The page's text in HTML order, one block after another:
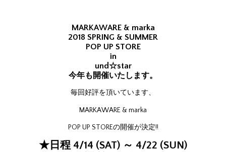
MARKAWARE & marka
2018 SPRING & SUMMER
POP UP STORE
in
und☆star
今年も開催いたします。
毎回好評を頂いています、
MARKAWARE & marka
POP UP STOREの開催が決定!!
★日程 4/14 (SAT) ～ 4/22 (SUN)